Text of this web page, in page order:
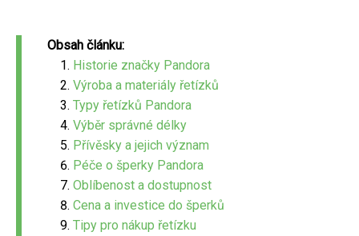
Obsah článku:
Historie značky Pandora
Výroba a materiály řetízků
Typy řetízků Pandora
Výběr správné délky
Přívěsky a jejich význam
Péče o šperky Pandora
Oblíbenost a dostupnost
Cena a investice do šperků
Tipy pro nákup řetízku